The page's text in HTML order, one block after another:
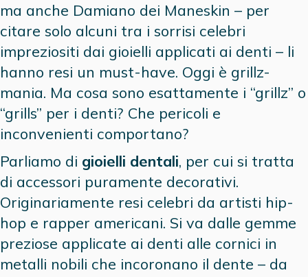
ma anche Damiano dei Maneskin – per
citare solo alcuni tra i sorrisi celebri
impreziositi dai gioielli applicati ai denti – li
hanno resi un must-have. Oggi è grillz-
mania. Ma cosa sono esattamente i “grillz” o
“grills” per i denti? Che pericoli e
inconvenienti comportano?
Parliamo di gioielli dentali, per cui si tratta
di accessori puramente decorativi.
Originariamente resi celebri da artisti hip-
hop e rapper americani. Si va dalle gemme
preziose applicate ai denti alle cornici in
metalli nobili che incoronano il dente – da